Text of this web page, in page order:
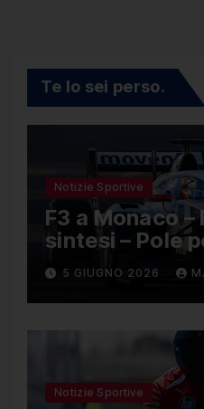
Te lo sei perso.
Notizie Sportive
F3 a Monaco
sintesi – Pole
Nael, Bruno
5 GIUGNO 2026
Notizie Sportive